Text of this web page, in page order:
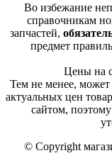
Во избежание
справочникам
запчастей,
предмет
Цены на
Тем не менее, может
актуальных цен
сайтом,
© Copyright